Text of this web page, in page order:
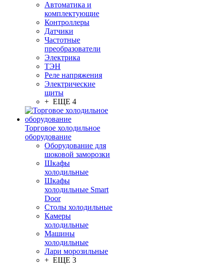
Автоматика и
комплектующие
Контроллеры
Датчики
Частотные
преобразователи
Электрика
ТЭН
Реле напряжения
Электрические
щиты
+ ЕЩЕ 4
Торговое холодильное
оборудование
Оборудование для
шоковой заморозки
Шкафы
холодильные
Шкафы
холодильные Smart
Door
Столы холодильные
Камеры
холодильные
Машины
холодильные
Лари морозильные
+ ЕЩЕ 3